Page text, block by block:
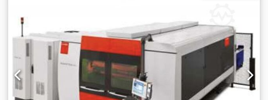
hlađenje Jedinica za filtraciju Više informacija i video
snimci dostupni na zahtev. Pregled moguć po dogovoru.
Odmah dostupan. Radne dimenzije: 3000 x 1500 mm Izlaz
lasera: 6000W Automatizacija (sortiranje i skladištenje):
ASTES4SORT (12 pozicija) Skladištenje: TRAFO (12
skladišnih pozicija) Ukupno radnih sati: 41643h Radni sati
rezanja: 25394h